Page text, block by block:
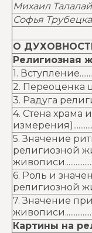
Михаил Талалай
Софья
О
Религиозная
1.
2. Переоценка
3. Радуга
4. Стена храма
5. Значение
религиозной
6. Роль и
религиозной
7. Значение
Картины на